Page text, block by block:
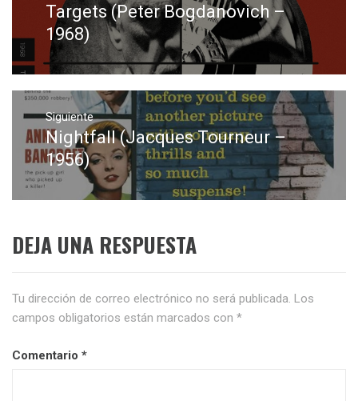
entradas
Entrada
anterior:
Targets (Peter Bogdanovich –
1968)
Siguiente
Entrada
siguiente:
Nightfall (Jacques Tourneur –
1956)
DEJA UNA RESPUESTA
Tu dirección de correo electrónico no será publicada. Los
campos obligatorios están marcados con *
Comentario *